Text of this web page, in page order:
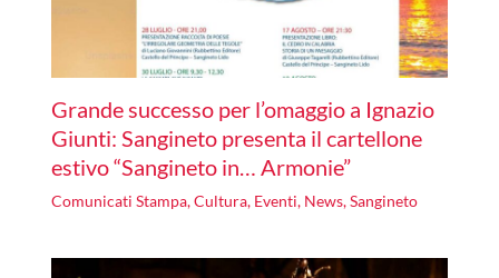
Grande successo per l’omaggio a Ignazio
Giunti: Sangineto presenta il cartellone
estivo “Sangineto in… Armonie”
Comunicati Stampa,Cultura, Eventi, News,Sangineto